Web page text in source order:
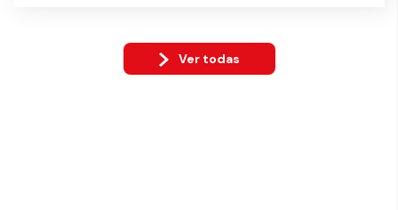
Ver todas